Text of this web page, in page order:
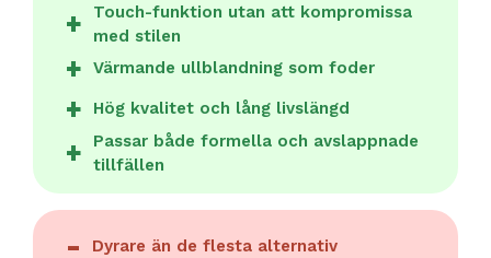
Touch-funktion utan att kompromissa
med stilen
Värmande ullblandning som foder
Hög kvalitet och lång livslängd
Passar både formella och avslappnade
tillfällen
Dyrare än de flesta alternativ